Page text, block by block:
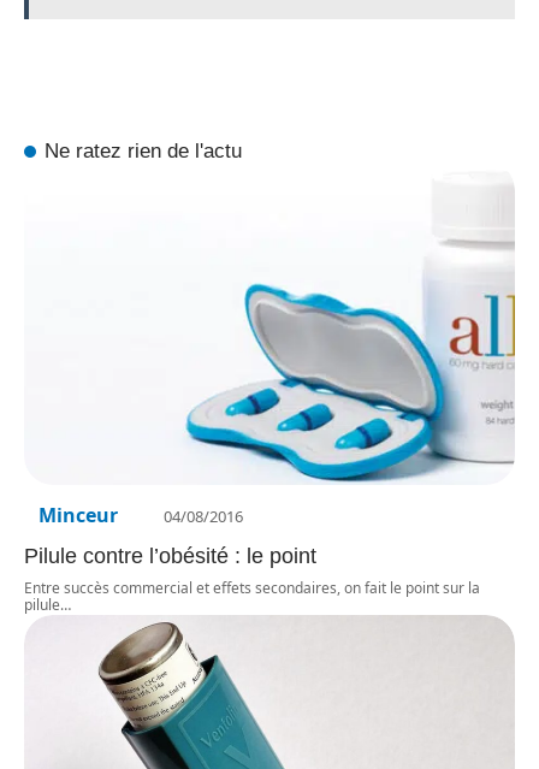
Ne ratez rien de l'actu
Minceur 04/08/2016
Pilule contre l’obésité : le point
Entre succès commercial et effets secondaires, on fait le point sur la
pilule…